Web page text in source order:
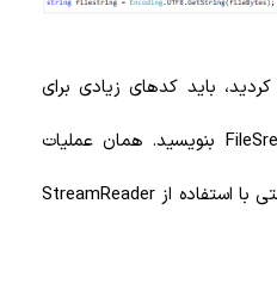
باید کدهای زیادی برای
خواندن/نوشتن یک رشته از FileSream بنویسید. همان عملیات
خواندن/نوشتن را می توان به راحتی با استفاده از StreamReader